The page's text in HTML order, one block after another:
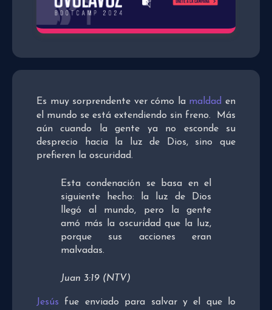
Es muy sorprendente ver cómo la maldaden
el mundo se está extendiendo sin freno. Más
aún cuando la gente ya no esconde su
desprecio hacia la luz de Dios, sino que
prefieren la oscuridad.
Esta condenación se basa en el
siguiente hecho: la luz de Dios
llegó al mundo, pero la gente
amó más la oscuridad que la luz,
porque sus acciones eran
malvadas.
Juan 3:19 (NTV)
Jesús fue enviado para salvar y el que lo